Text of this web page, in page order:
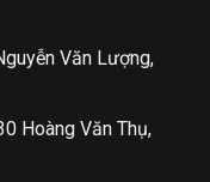
Văn Lượng,
Hoàng Văn Thụ,